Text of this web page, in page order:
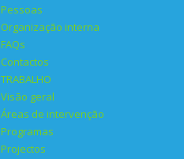
Pessoas
Organização interna
FAQs
Contactos
TRABALHO
Visão geral
Áreas de intervenção
Programas
Projectos